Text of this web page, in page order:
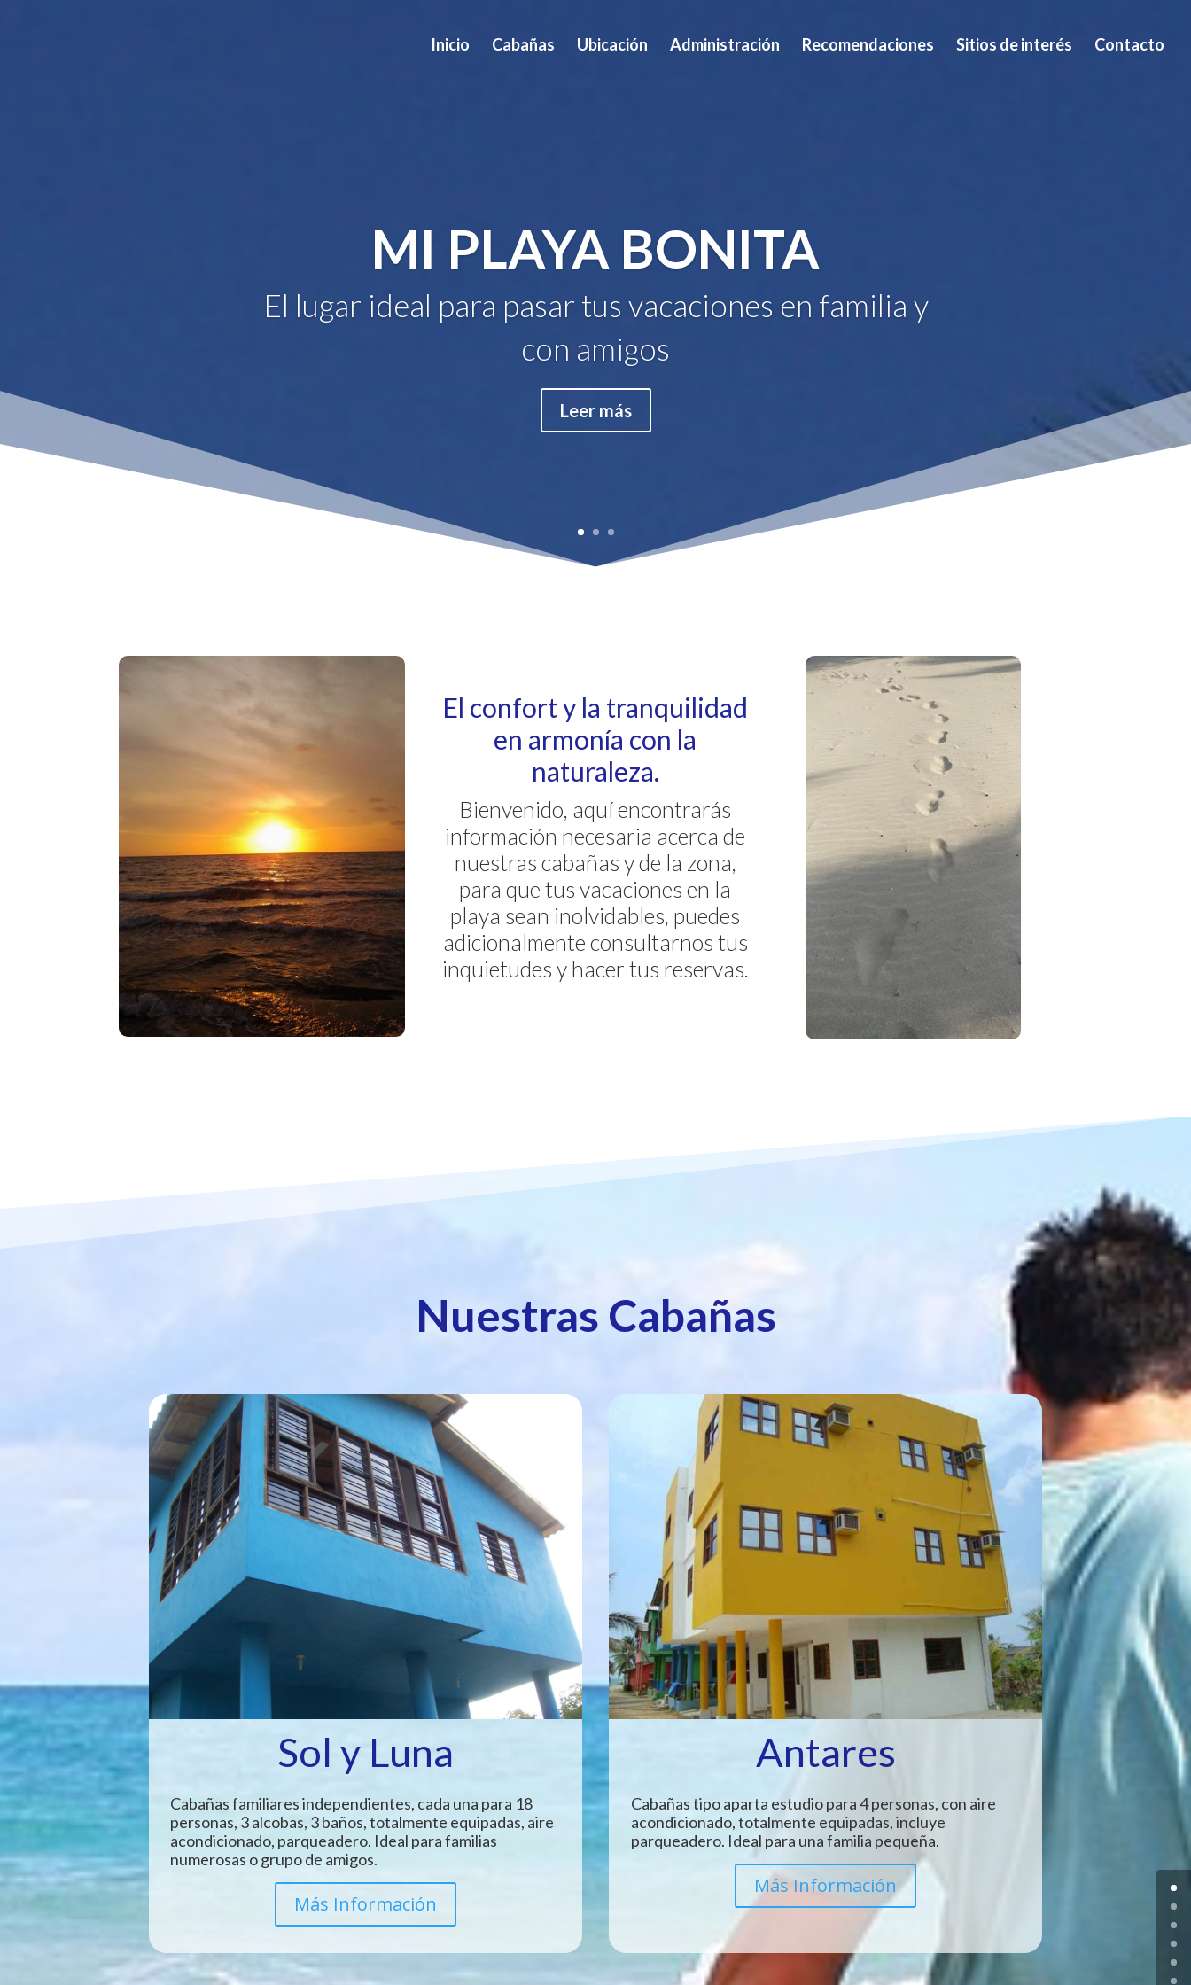
Inicio Cabañas Ubicación Administración Recomendaciones Sitios de interés Contacto
MI PLAYA BONITA
El lugar ideal para pasar tus vacaciones en familia y
con amigos
Leer más
El confort y la tranquilidad
en armonía con la
naturaleza.
Bienvenido, aquí encontrarás
información necesaria acerca de
nuestras cabañas y de la zona,
para que tus vacaciones en la
playa sean inolvidables, puedes
adicionalmente consultarnos tus
inquietudes y hacer tus reservas.
Nuestras Cabañas
Sol y Luna
Cabañas familiares independientes, cada una para 18
personas, 3 alcobas, 3 baños, totalmente equipadas, aire
acondicionado, parqueadero. Ideal para familias
numerosas o grupo de amigos.
Más Información
Antares
Cabañas tipo aparta estudio para 4 personas, con aire
acondicionado, totalmente equipadas, incluye
parqueadero. Ideal para una familia pequeña.
Más Información